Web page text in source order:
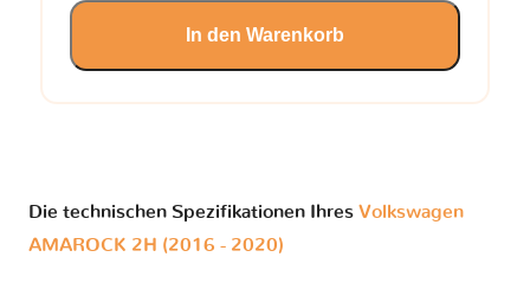
In den Warenkorb
Die technischen Spezifikationen Ihres Volkswagen
AMAROCK 2H (2016 - 2020)